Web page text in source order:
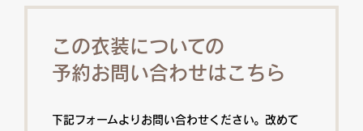
この衣装についての
予約お問い合わせはこちら
下記フォームよりお問い合わせください。改めて